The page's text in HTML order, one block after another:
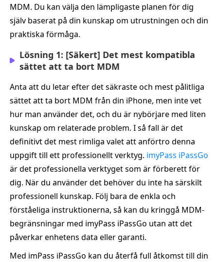
MDM. Du kan välja den lämpligaste planen för dig
själv baserat på din kunskap om utrustningen och din
praktiska förmåga.
Lösning 1: [Säkert] Det mest kompatibla
sättet att ta bort MDM
Anta att du letar efter det säkraste och mest pålitliga
sättet att ta bort MDM från din iPhone, men inte vet
hur man använder det, och du är nybörjare med liten
kunskap om relaterade problem. I så fall är det
definitivt det mest rimliga valet att anförtro denna
uppgift till ett professionellt verktyg. imyPass iPassGo
är det professionella verktyget som är förberett för
dig. När du använder det behöver du inte ha särskilt
professionell kunskap. Följ bara de enkla och
förståeliga instruktionerna, så kan du kringgå MDM-
begränsningar med imyPass iPassGo utan att det
påverkar enhetens data eller garanti.
Med imPass iPassGo kan du återfå full åtkomst till din